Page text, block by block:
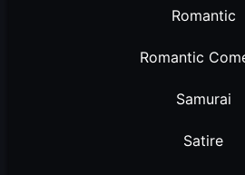
Romantic
Romantic
Samurai
Satire